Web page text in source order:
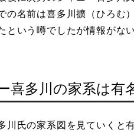
の名前は喜多川擴（ひろむ
という噂でしたが情報がな
喜多川の家系は有
川氏の家系図を見ていくと